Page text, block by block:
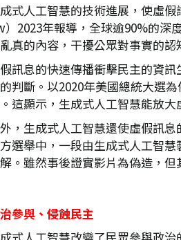
式人工智慧的技術進展，使虛
）2023年報導，全球逾90%的深
真的內容，干擾公眾對事實的認
訊息的快速傳播衝擊民主的資
判斷。以2020年美國總統大選
這顯示，生成式人工智慧能放
，生成式人工智慧還使虛假訊
選舉中，一段由生成式人工智
。雖然事後證實影片為偽造，
參與、侵蝕民主